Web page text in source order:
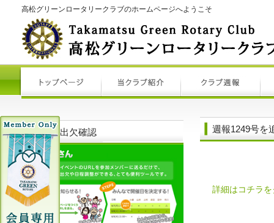
高松グリーンロータリークラブのホームページへようこそ
週報1249号を
詳細はコチラ
例会出欠確認